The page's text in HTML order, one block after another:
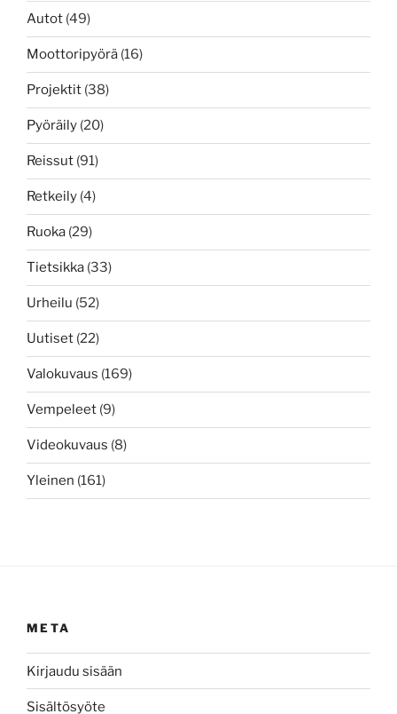
Autot (49)
Moottoripyörä (16)
Projektit (38)
Pyöräily (20)
Reissut (91)
Retkeily (4)
Ruoka (29)
Tietsikka (33)
Urheilu (52)
Uutiset (22)
Valokuvaus (169)
Vempeleet (9)
Videokuvaus (8)
Yleinen (161)
META
Kirjaudu sisään
Sisältösyöte